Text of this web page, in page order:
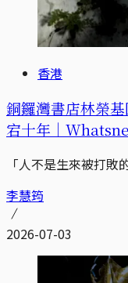
香港
銅鑼灣書店林榮
宕十年｜
「人不是生來被打敗
李慧筠
2026-07-03